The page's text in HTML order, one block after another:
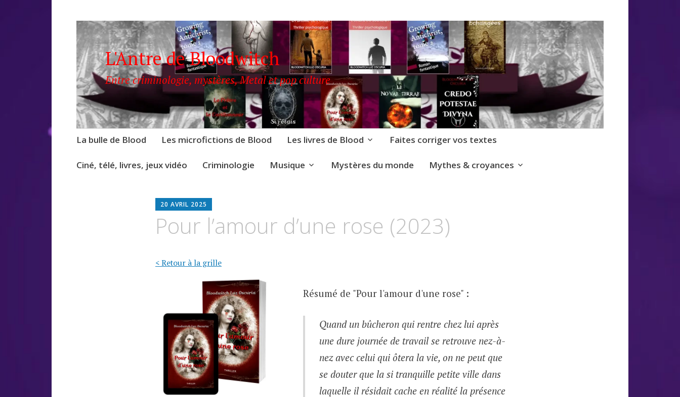
L'Antre de Bloodwitch
Entre criminologie, mystères, Metal et pop culture
Accéder
contenu
La bulle de Blood Les microfictions de Blood Les livres de Blood Faites corriger vos textes
Ciné, télé, livres, jeux vidéo Criminologie Musique Mystères du monde Mythes & croyances
20 AVRIL 2025
Pour l’amour d’une rose (2023)
< Retour à la grille
Résumé de "Pour l'amour d'une rose" :
Quand un bûcheron qui rentre chez lui après
une dure journée de travail se retrouve nez-à-
nez avec celui qui ôtera la vie, on ne peut que
se douter que la si tranquille petite ville dans
laquelle il résidait cache en réalité la présence